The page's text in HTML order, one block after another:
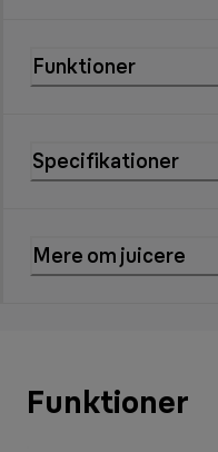
Funktioner
Specifikationer
Mere om juicere
Funktioner